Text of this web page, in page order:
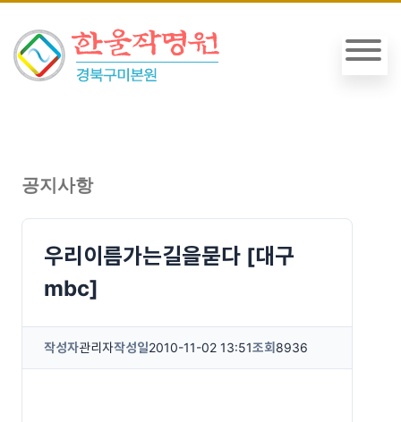
공지사항
우리이름가는길을묻다 [대구
mbc]
작성자관리자작성일2010-11-02 13:51조회 8936